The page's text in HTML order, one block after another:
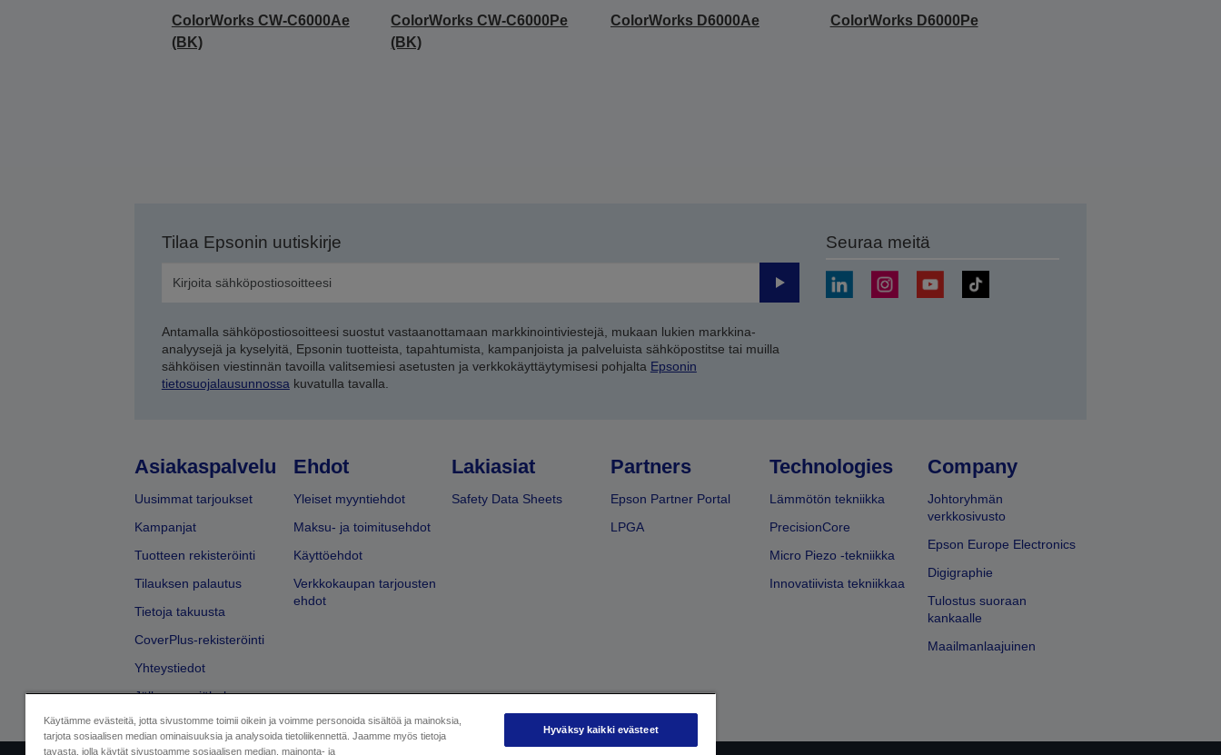
ColorWorks CW-C6000Ae
(BK)
ColorWorks CW-C6000Pe
(BK)
ColorWorks D6000Ae ColorWorks D6000Pe
Tilaa Epsonin uutiskirje
Lähetä
Antamalla sähköpostiosoitteesi suostut vastaanottamaan markkinointiviestejä, mukaan lukien markkina-
analyysejä ja kyselyitä, Epsonin tuotteista, tapahtumista, kampanjoista ja palveluista sähköpostitse tai muilla
sähköisen viestinnän tavoilla valitsemiesi asetusten ja verkkokäyttäytymisesi pohjalta Epsonin
tietosuojalausunnossa kuvatulla tavalla.
Seuraa meitä
Asiakaspalvelu
Uusimmat tarjoukset
Kampanjat
Tuotteen rekisteröinti
Tilauksen palautus
Tietoja takuusta
CoverPlus-rekisteröinti
Yhteystiedot
Jälleenmyyjähaku
Ehdot
Yleiset myyntiehdot
Maksu- ja toimitusehdot
Käyttöehdot
Verkkokaupan tarjousten
ehdot
Lakiasiat
Safety Data Sheets
Partners
Epson Partner Portal
LPGA
Technologies
Lämmötön tekniikka
PrecisionCore
Micro Piezo -tekniikka
Innovatiivista tekniikkaa
Company
Johtoryhmän
verkkosivusto
Epson Europe Electronics
Digigraphie
Tulostus suoraan
kankaalle
Maailmanlaajuinen
Käytämme evästeitä, jotta sivustomme toimii oikein ja voimme personoida sisältöä ja mainoksia,
tarjota sosiaalisen median ominaisuuksia ja analysoida tietoliikennettä. Jaamme myös tietoja
tavasta, jolla käytät sivustoamme sosiaalisen median, mainonta- ja
Hyväksy kaikki evästeet